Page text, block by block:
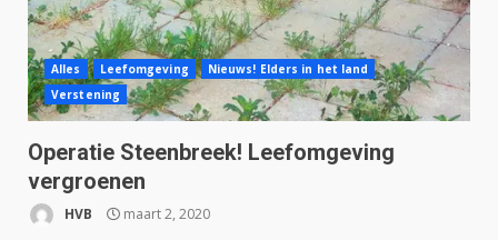
Alles Leefomgeving
Nieuws! Elders in het land
Verstening
Operatie Steenbreek! Leefomgeving
vergroenen
HVB maart 2, 2020